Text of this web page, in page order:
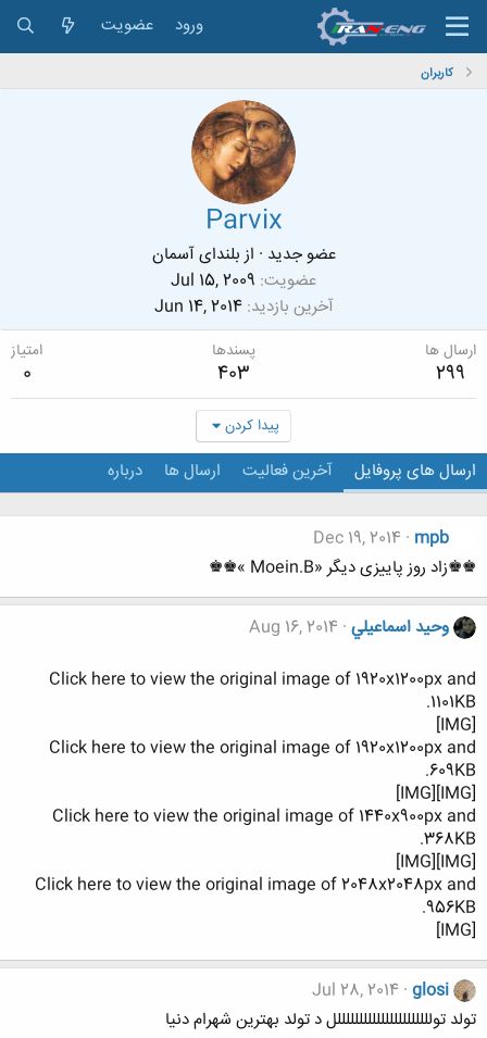
ورود عضویت
کاربران
Parvix
عضو جدید · ازبلندای آسمان
عضویت Jul 15, 2009
آخرین بازدید Jun 14, 2014
ارسال ها
299
پسندها
403
امتیاز
0
پیدا کردن
ارسال های پروفایل آخرین فعالیت ارسال ها درباره
mpb
Dec 19, 2014
♚♚زاد روز پاییزی دیگر «Moein.B »♚♚
وحيد اسماعيلي Aug 16, 2014
Click here to view the original image of 1920x1200px and
1101KB.
[IMG]
Click here to view the original image of 1920x1200px and
609KB.
[IMG][IMG]
Click here to view the original image of 1440x900px and
368KB.
[IMG][IMG]
Click here to view the original image of 2048x2048px and
956KB.
[IMG]
glosi
Jul 28, 2014
تولد توللللللللللللللللللللللل د تولد بهترین شهرام دنیا